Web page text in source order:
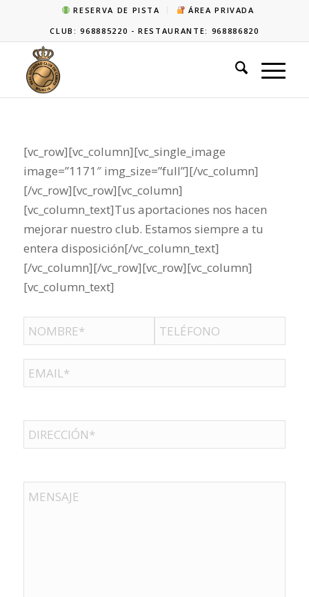
RESERVA DE PISTA
ÁREA PRIVADA
CLUB: 968885220 - RESTAURANTE: 968886820
[vc_row][vc_column][vc_single_image
image=”1171″ img_size=”full”][/vc_column]
[/vc_row][vc_row][vc_column]
[vc_column_text]Tus aportaciones nos hacen
mejorar nuestro club. Estamos siempre a tu
entera disposición[/vc_column_text]
[/vc_column][/vc_row][vc_row][vc_column]
[vc_column_text]